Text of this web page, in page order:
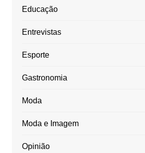
Educação
Entrevistas
Esporte
Gastronomia
Moda
Moda e Imagem
Opinião